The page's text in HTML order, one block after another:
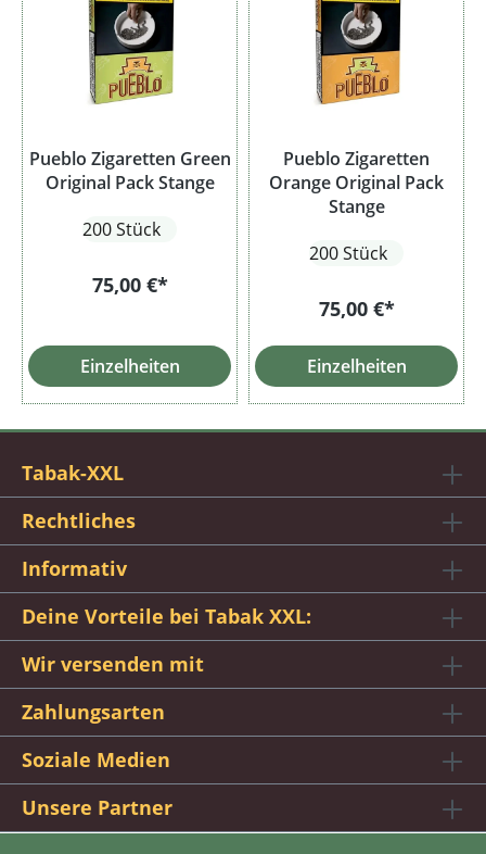
Pueblo Zigaretten Green
Original Pack Stange
200 Stück
75,00 €*
Einzelheiten
Pueblo Zigaretten
Orange Original Pack
Stange
200 Stück
75,00 €*
Einzelheiten
Tabak-XXL
Rechtliches
Informativ
Deine Vorteile bei Tabak XXL:
Wir versenden mit
Zahlungsarten
Soziale Medien
Unsere Partner